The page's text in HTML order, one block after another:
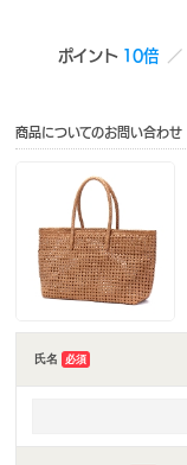
ポイント 10倍
商品についてのお問い合わせ
氏名 必須